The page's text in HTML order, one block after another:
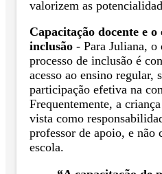
valorizem as
Capacitação docente e
inclusão - Para Juliana,
processo de inclusão é
acesso ao ensino regular,
participação efetiva na
Frequentemente, a
vista como
professor de apoio, e não
escola.